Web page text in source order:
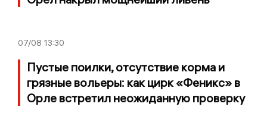
07/08 13:30
Пустые поилки, отсутствие корма и
грязные вольеры: как цирк «Феникс» в
Орле встретил неожиданную проверку